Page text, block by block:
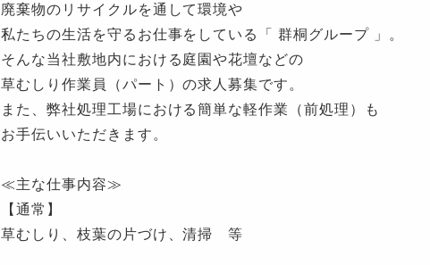
廃棄物のリサイクルを通して環境や
私たちの生活を守るお仕事をしている「 群桐グループ 」。
そんな当社敷地内における庭園や花壇などの
草むしり作業員（パート）の求人募集です。
また、弊社処理工場における簡単な軽作業（前処理）も
お手伝いいただきます。
≪主な仕事内容≫
【通常】
草むしり、枝葉の片づけ、清掃 等